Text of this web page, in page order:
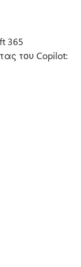
365
του Copilot: